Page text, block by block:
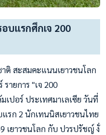
บแรกศึกเจ 200
ติ สะสมคะแนนเยาวชนโลก
ายการ "เจ 200
เปอร์ ประเทศมาเลเซีย วันที่
แรก 2 นักเทนนิสเยาวชนไทย
เยาวชนโลก กับ ปวรปรัชญ์ งั่